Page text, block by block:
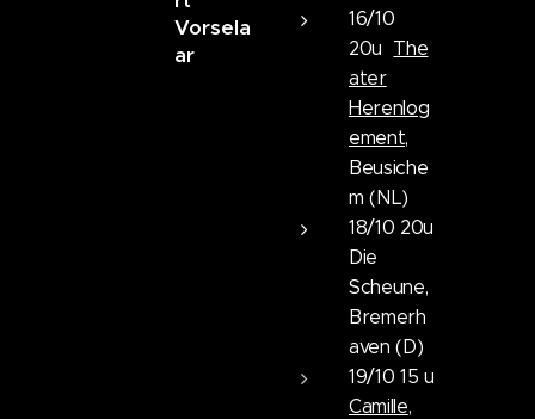
Vorsela
ar
16/10
20u The
ater
Herenlog
ement,
Beusiche
m (NL)
18/10 20u
Die
Scheune,
Bremerh
aven (D)
19/10 15 u
Camille,